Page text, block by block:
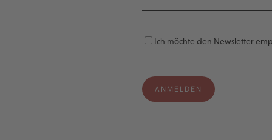
Ich möchte den Newsletter